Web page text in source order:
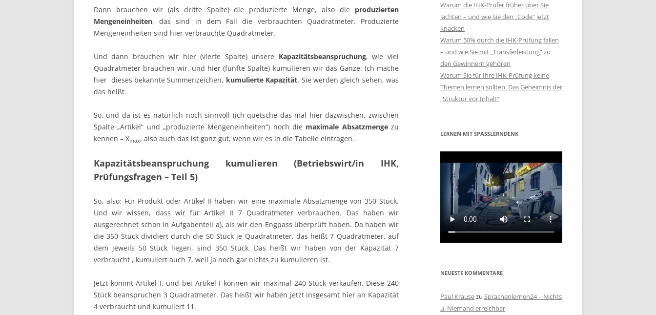
Dann brauchen wir (als dritte Spalte) die produzierte Menge, also die produzierten
Mengeneinheiten, das sind in dem Fall die verbrauchten Quadratmeter. Produzierte
Mengeneinheiten sind hier verbrauchte Quadratmeter.
Und dann brauchen wir hier (vierte Spalte) unsere Kapazitätsbeanspruchung, wie viel
Quadratmeter brauchen wir, und hier (fünfte Spalte) kumulieren wir das Ganze. Ich mache
hier dieses bekannte Summenzeichen, kumulierte Kapazität. Sie werden gleich sehen, was
das heißt.
So, und da ist es natürlich noch sinnvoll (ich quetsche das mal hier dazwischen, zwischen
Spalte „Artikel“ und „produzierte Mengeneinheiten“) noch die maximale Absatzmengezu
kennen – Xmax, also auch das ist ganz gut, wenn wir es in die Tabelle eintragen.
Kapazitätsbeanspruchung kumulieren (Betriebswirt/in IHK,
Prüfungsfragen – Teil 5)
So, also: Für Produkt oder Artikel II haben wir eine maximale Absatzmenge von 350 Stück.
Und wir wissen, dass wir für Artikel II 7 Quadratmeter verbrauchen. Das haben wir
ausgerechnet schon in Aufgabenteil a), als wir den Engpass überprüft haben. Da haben wir
die 350 Stück dividiert durch die 50 Stück je Quadratmeter, das heißt 7 Quadratmeter, auf
dem jeweils 50 Stück liegen, sind 350 Stück. Das heißt wir haben von der Kapazität 7
verbraucht , kumuliert auch 7, weil ja noch gar nichts zu kumulieren ist.
Jetzt kommt Artikel I, und bei Artikel I können wir maximal 240 Stück verkaufen. Diese 240
Stück beanspruchen 3 Quadratmeter. Das heißt wir haben jetzt insgesamt hier an Kapazität
4 verbraucht und kumuliert 11.
Warum die IHK-Prüfer früher über Sie
lachten – und wie Sie den „Code“ jetzt
knacken
Warum 50% durch die IHK-Prüfung fallen
– und wie Sie mit „Transferleistung“ zu
den Gewinnern gehören
Warum Sie für Ihre IHK-Prüfung keine
Themen lernen sollten: Das Geheimnis der
„Struktur vor Inhalt“
LERNEN MIT SPASSLERNDENK
NEUESTE KOMMENTARE
Paul Krausezu Sprachenlernen24 – Nichts
u. Niemand erreichbar